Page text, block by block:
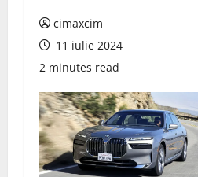
cimaxcim
11 iulie 2024
2 minutes read